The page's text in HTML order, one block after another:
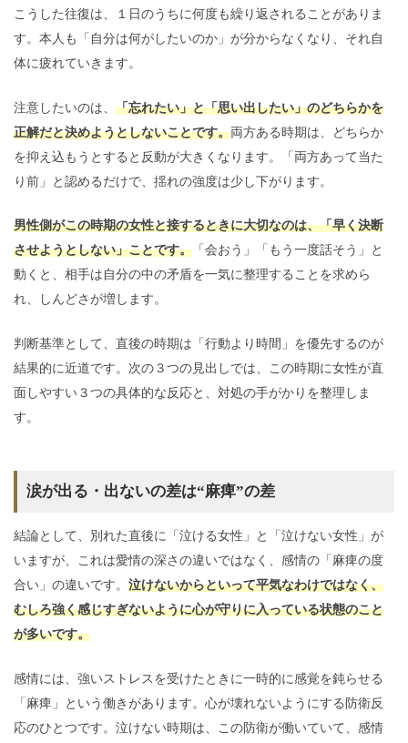
こうした往復は、１日のうちに何度も繰り返されることがありま
す。本人も「自分は何がしたいのか」が分からなくなり、それ自
体に疲れていきます。
注意したいのは、 「忘れたい」と「思い出したい」のどちらかを
正解だと決めようとしないことです。両方ある時期は、どちらか
を抑え込もうとすると反動が大きくなります。「両方あって当た
り前」と認めるだけで、揺れの強度は少し下がります。
男性側がこの時期の女性と接するときに大切なのは、「早く決断
させようとしない」ことです。 「会おう」「もう一度話そう」と
動くと、相手は自分の中の矛盾を一気に整理することを求めら
れ、しんどさが増します。
判断基準として、直後の時期は「行動より時間」を優先するのが
結果的に近道です。次の３つの見出しでは、この時期に女性が直
面しやすい３つの具体的な反応と、対処の手がかりを整理しま
す。
涙が出る・出ないの差は“麻痺”の差
結論として、別れた直後に「泣ける女性」と「泣けない女性」が
いますが、これは愛情の深さの違いではなく、感情の「麻痺の度
合い」の違いです。 泣けないからといって平気なわけではなく、
むしろ強く感じすぎないように心が守りに入っている状態のこと
が多いです。
感情には、強いストレスを受けたときに一時的に感覚を鈍らせる
「麻痺」という働きがあります。心が壊れないようにする防衛反
応のひとつです。泣けない時期は、この防衛が働いていて、感情